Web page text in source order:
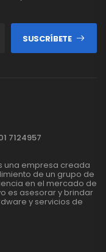
SUSCRÍBETE
7124957
una empresa creada
de un grupo de
en el mercado de
es asesorar y brindar
y servicios de